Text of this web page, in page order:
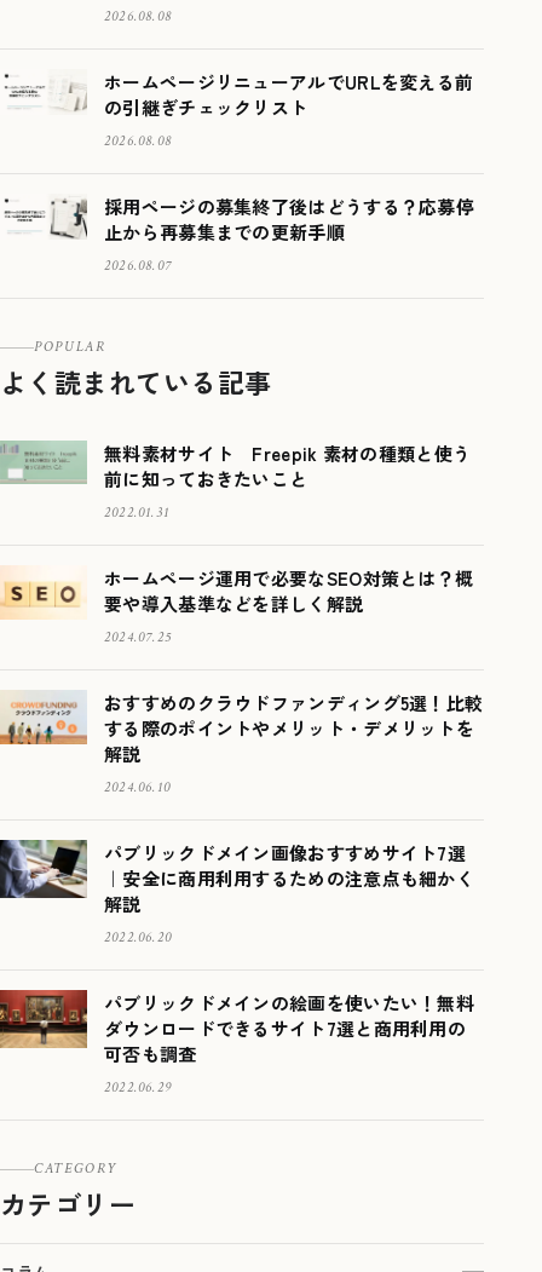
2026.08.08
ホームページリニューアルでURLを変える前
の引継ぎチェックリスト
2026.08.08
採用ページの募集終了後はどうする？応募停
止から再募集までの更新手順
2026.08.07
POPULAR
よく読まれている記事
無料素材サイト Freepik 素材の種類と使う
前に知っておきたいこと
2022.01.31
ホームページ運用で必要なSEO対策とは？概
要や導入基準などを詳しく解説
2024.07.25
おすすめのクラウドファンディング5選！比較
する際のポイントやメリット・デメリットを
解説
2024.06.10
パブリックドメイン画像おすすめサイト7選
｜安全に商用利用するための注意点も細かく
解説
2022.06.20
パブリックドメインの絵画を使いたい！無料
ダウンロードできるサイト7選と商用利用の
可否も調査
2022.06.29
CATEGORY
カテゴリー